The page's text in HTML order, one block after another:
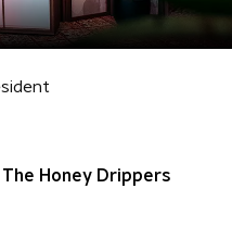
The Honey Drippers